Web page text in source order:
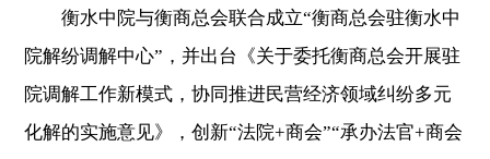
衡水中院与衡商总会联合成立“衡商总会驻衡水中
院解纷调解中心”，并出台《关于委托衡商总会开展驻
院调解工作新模式，协同推进民营经济领域纠纷多元
化解的实施意见》，创新“法院+商会”“承办法官+商会